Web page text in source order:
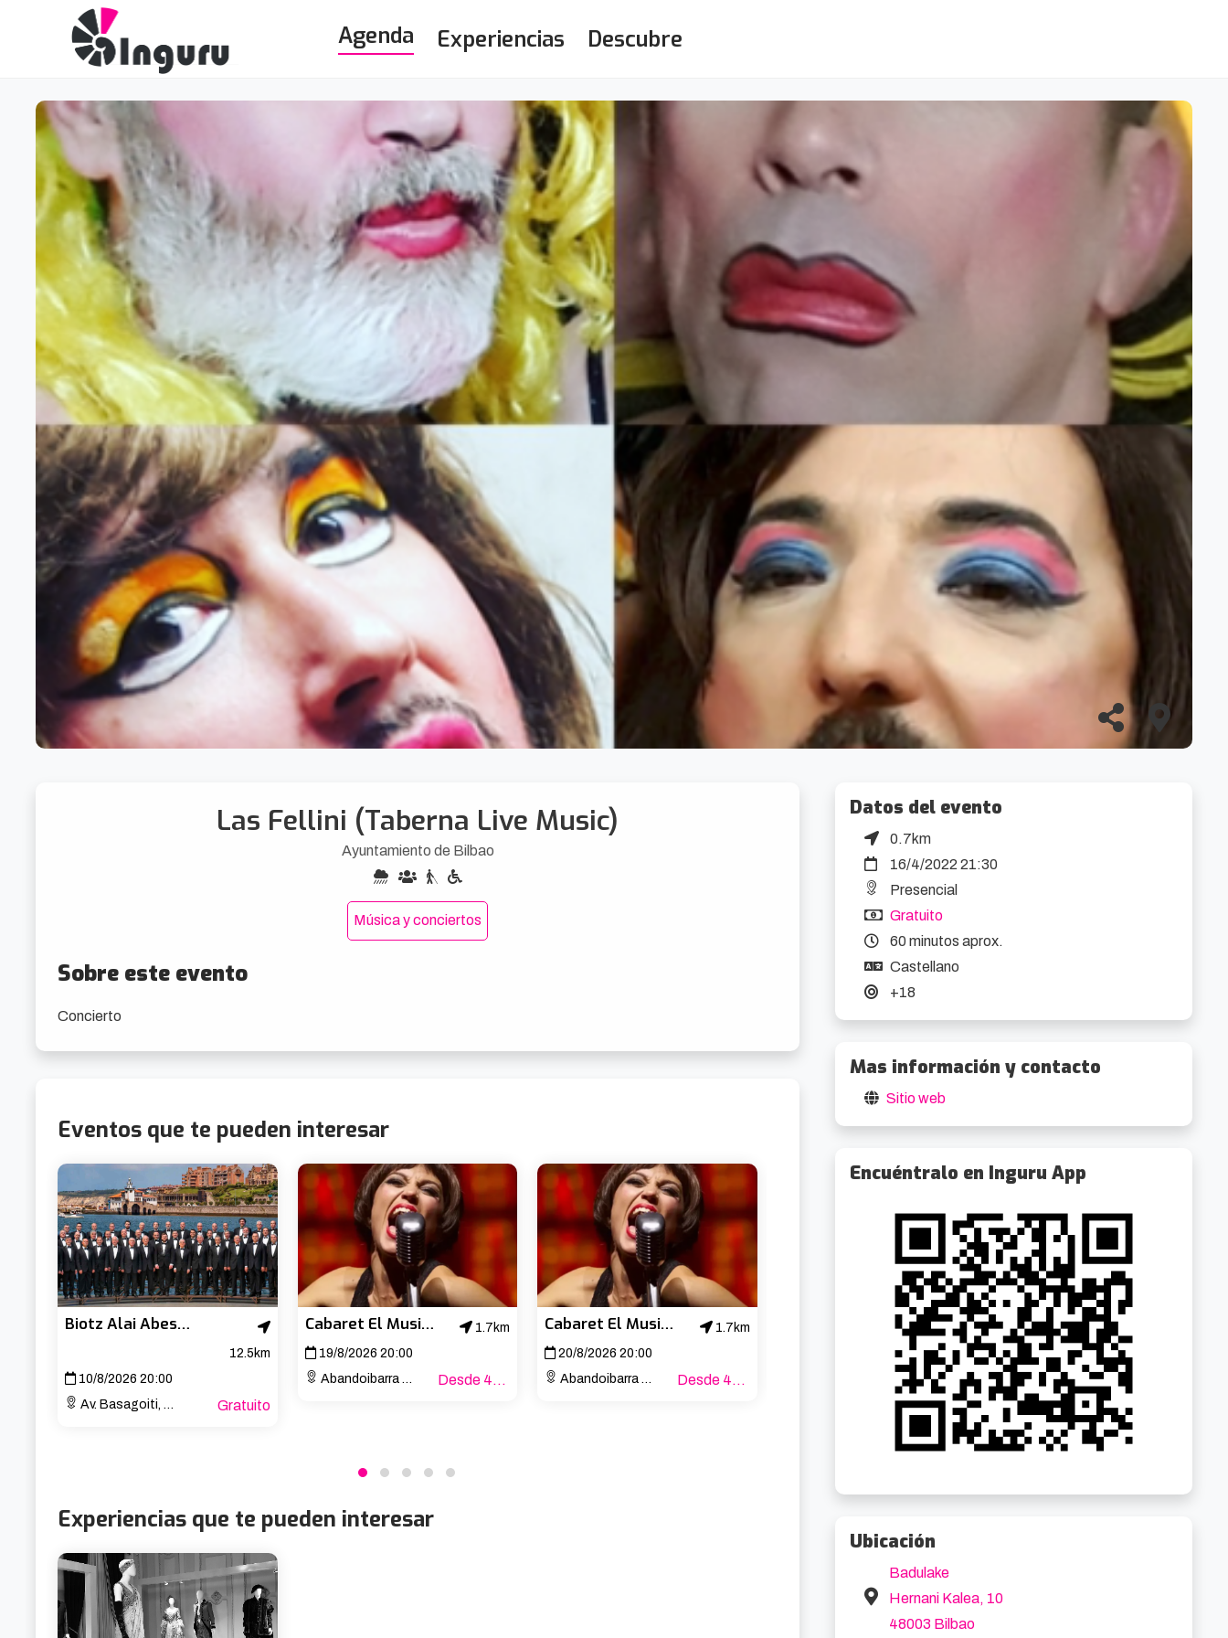
Agenda Experiencias Descubre
Las Fellini (Taberna Live Music)
Ayuntamiento de Bilbao
Música y conciertos
Sobre este evento
Concierto
Eventos que te pueden interesar
Biotz Alai Abesbatza – Concierto de San Lorenzo
12.5km
10/8/2026 20:00
Av. Basagoiti, 77
Gratuito
Cabaret El Musical
1.7km
19/8/2026 20:00
Abandoibarra Etorb., 4
Desde 47€
Cabaret El Musical
1.7km
20/8/2026 20:00
Abandoibarra Etorb., 4
Desde 47€
Cabaret El Musical
1.7km
Desde 47€
22/8/2026 21:00
Mesedeetako Kaia, 1
Experiencias que te pueden interesar
Datos del evento
0.7km
16/4/2022 21:30
Presencial
Gratuito
60 minutos aprox.
Castellano
+18
Mas información y contacto
Sitio web
Encuéntralo en Inguru App
Ubicación
Badulake
Hernani Kalea, 10
48003 Bilbao